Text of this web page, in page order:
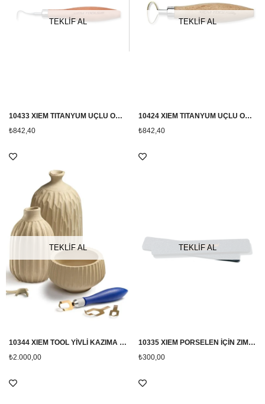
TEKLİF AL
10433 XIEM TITANYUM UÇLU ORTA BOY PROFESYONEL TRİMLEME EL ALETİ
₺842,40
TEKLİF AL
10424 XIEM TITANYUM UÇLU ORTA BOY 10424 XIEM TITANYUM UÇLU ORTA BOY PROFESYONEL TRİMLEME EL ALETİ TRİMLEME L ALETİ
₺842,40
TEKLİF AL
10344 XIEM TOOL YİVLİ KAZIMA SETİ
₺2.000,00
TEKLİF AL
10335 XIEM PORSELEN İÇİN ZIMPARA 2'Lİ
₺300,00